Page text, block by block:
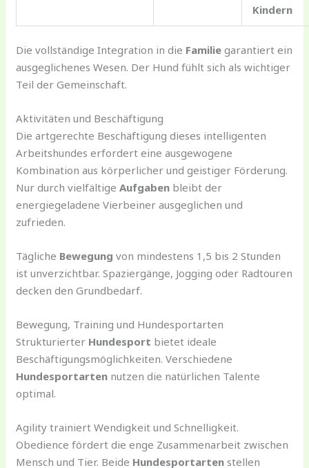
Kindern
Die vollständige Integration in die Familie garantiert ein
ausgeglichenes Wesen. Der Hund fühlt sich als wichtiger
Teil der Gemeinschaft.
Aktivitäten und Beschäftigung
Die artgerechte Beschäftigung dieses intelligenten
Arbeitshundes erfordert eine ausgewogene
Kombination aus körperlicher und geistiger Förderung.
Nur durch vielfältigeAufgaben bleibt der
energiegeladene Vierbeiner ausgeglichen und
zufrieden.
Tägliche Bewegung von mindestens 1,5 bis 2 Stunden
ist unverzichtbar. Spaziergänge, Jogging oder Radtouren
decken den Grundbedarf.
Bewegung, Training und Hundesportarten
Strukturierter Hundesport bietet ideale
Beschäftigungsmöglichkeiten. Verschiedene
Hundesportarten nutzen die natürlichen Talente
optimal.
Agility trainiert Wendigkeit und Schnelligkeit.
Obedience fördert die enge Zusammenarbeit zwischen
Mensch und Tier. Beide Hundesportarten stellen